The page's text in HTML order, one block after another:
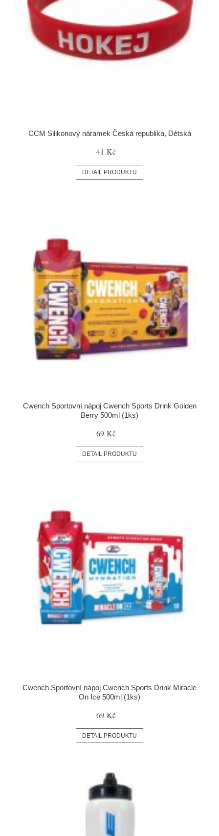
CCM Silikonový náramek Česká republika, Dětská
41 Kč
DETAIL PRODUKTU
Cwench Sportovní nápoj Cwench Sports Drink Golden
Berry 500ml (1ks)
69 Kč
DETAIL PRODUKTU
Cwench Sportovní nápoj Cwench Sports Drink Miracle
On Ice 500ml (1ks)
69 Kč
DETAIL PRODUKTU